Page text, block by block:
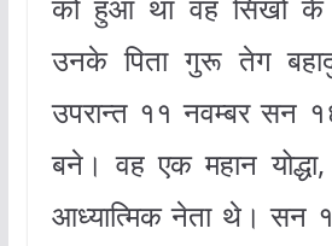
को हुआ था वह सिखों
उनके पिता गुरू तेग
उपरान्त ११ नवम्बर सन
बने। वह एक महान
आध्यात्मिक नेता थे। सन